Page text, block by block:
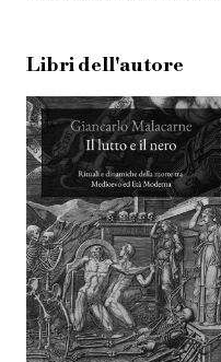
Libri dell'autore